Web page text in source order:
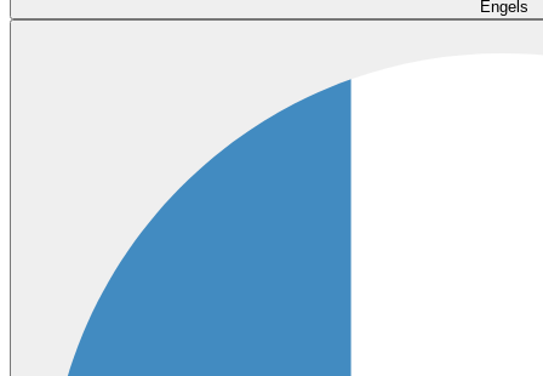
Engels